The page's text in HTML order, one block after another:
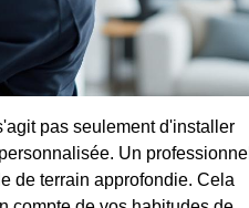
pas seulement d'installer
Un professionnel
de terrain approfondie. Cela